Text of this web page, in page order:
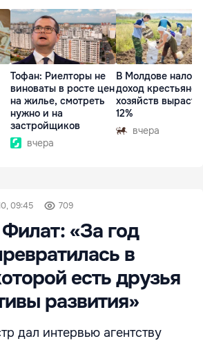
Тофан: Риелторы не
виноваты в росте цен
на жилье, смотреть
нужно и на
застройщиков
вчера
В Молдове налог
доход
хозяйств
12%
вчера
09:45 709
«За год
в
есть друзья
развития»
дал интервью агентству